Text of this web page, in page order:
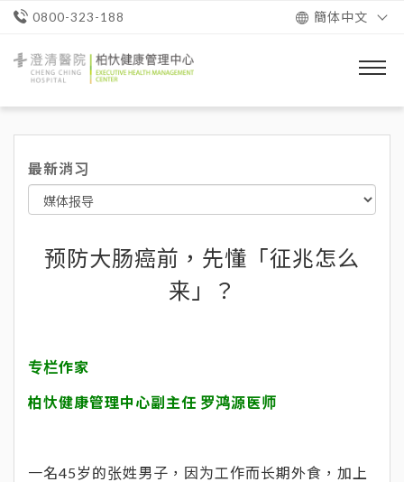
0800-323-188 簡体中文
清
院
最新消习
预防大肠癌前，先懂「征兆怎么
来」？
专栏作家
柏忕健康管理中心副主任 罗鸿源医师
一名45岁的张姓男子，因为工作而长期外食，加上